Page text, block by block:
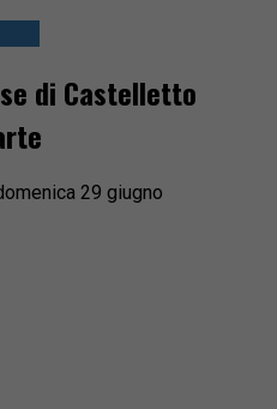
di Castelletto
29 giugno